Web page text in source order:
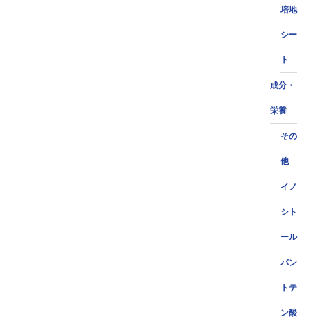
培地
シー
ト
成分・
栄養
その
他
イノ
シト
ール
パン
トテ
ン酸